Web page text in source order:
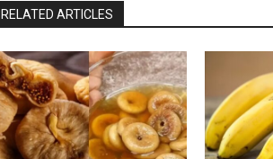
RELATED ARTICLES